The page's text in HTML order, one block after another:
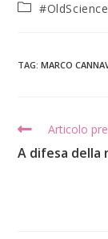
TAG:MARCO
Articolo
A difesa della